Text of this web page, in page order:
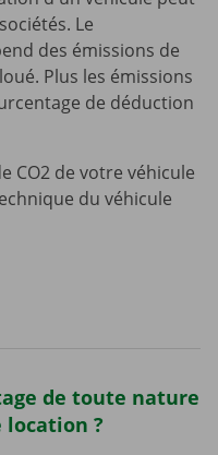
Le
des émissions de
Plus les émissions
de déduction
CO2 de votre véhicule
du véhicule
de toute nature
location ?